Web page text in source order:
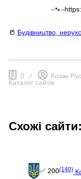
--🐾--
📒 Будівництво,
0 / Козак
Каталог сайтів
Схожі сайти:
✅ 200(140)